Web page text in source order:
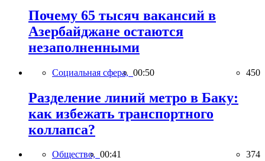
Почему 65 тысяч вакансий в
Азербайджане остаются
незаполненными
Социальная сфера, 00:50 450
Разделение линий метро в Баку:
как избежать транспортного
коллапса?
Общество, 00:41 374